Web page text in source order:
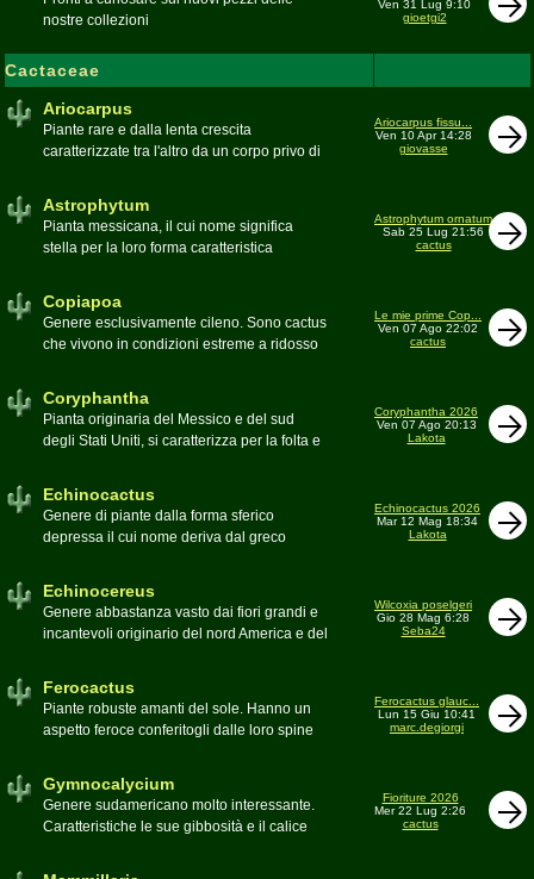
nostre collezioni
Ven 31 Lug 9:10
gioetgi2
Cactaceae
Ariocarpus
Piante rare e dalla lenta crescita
caratterizzate tra l'altro da un corpo privo di
alto rischio di scomparsa in habitat. Amanti
di terricci calcarei e ben drenati
Moderatore
Ariocarpus fissu...
Ven 10 Apr 14:28
giovasse
Astrophytum
Pianta messicana, il cui nome significa
stella per la loro forma caratteristica
Astrophytum ornatum
Sab 25 Lug 21:56
cactus
Copiapoa
Genere esclusivamente cileno. Sono cactus
che vivono in condizioni estreme a ridosso
ModeratoreLuca
Le mie prime Cop...
Ven 07 Ago 22:02
cactus
Coryphantha
Pianta originaria del Messico e del sud
degli Stati Uniti, si caratterizza per la folta e
ànthos (fiore) per via dei suoi fiori che
spuntano sulla cima della pianta
Moderatore
Coryphantha 2026
Ven 07 Ago 20:13
Lakota
Echinocactus
Genere di piante dalla forma sferico
depressa il cui nome deriva dal greco
denominati cactus barile per il loro notevole
pessimo
Echinocactus 2026
Mar 12 Mag 18:34
Lakota
Echinocereus
Genere abbastanza vasto dai fiori grandi e
incantevoli originario del nord America e del
Wilcoxia poselgeri
Gio 28 Mag 6:28
Seba24
Ferocactus
Piante robuste amanti del sole. Hanno un
aspetto feroce conferitogli dalle loro spine
Ferocactus glauc...
Lun 15 Giu 10:41
marc.degiorgi
Gymnocalycium
Genere sudamericano molto interessante.
Caratteristiche le sue gibbosità e il calice
Fioriture 2026
Mer 22 Lug 2:26
cactus